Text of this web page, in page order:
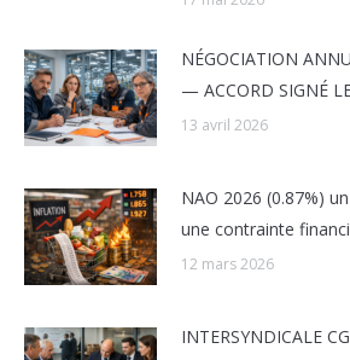
NÉGOCIATION
— ACCORD SIGNÉ
13 avril 2026
NAO 2026 (0.87%)
une contrainte
12 mars 2026
INTERSYNDICALE